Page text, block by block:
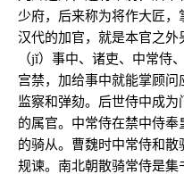
少府，后来称为将作大匠，
汉代的加官，就是本官之
（jǐ）事中、诸吏、中常侍
宫禁，加给事中就能掌顾
监察和弹劾。后世侍中成
的属官。中常侍在禁中侍
的骑从。曹魏时中常侍和
规谏。南北朝散骑常侍是